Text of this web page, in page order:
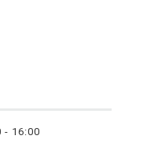
- 16:00